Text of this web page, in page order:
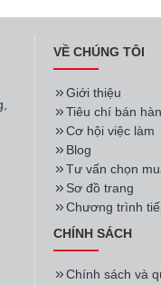
VỀ CHÚNG TÔI
Giới thiệu
Tiêu chí bán
Cơ hội việc làm
Blog
Tư vấn chọn
Sơ đồ trang
Chương trình
CHÍNH SÁCH
Chính sách và